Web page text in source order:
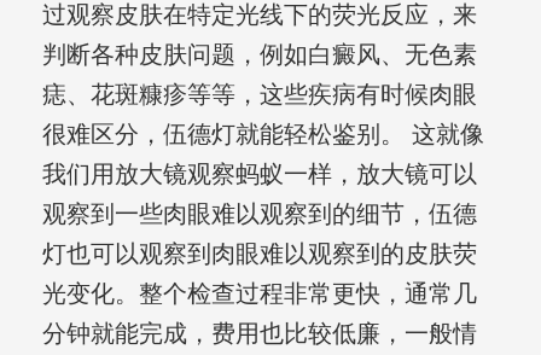
过观察皮肤在特定光线下的荧光反应，来
判断各种皮肤问题，例如白癜风、无色素
痣、花斑糠疹等等，这些疾病有时候肉眼
很难区分，伍德灯就能轻松鉴别。 这就像
我们用放大镜观察蚂蚁一样，放大镜可以
观察到一些肉眼难以观察到的细节，伍德
灯也可以观察到肉眼难以观察到的皮肤荧
光变化。整个检查过程非常更快，通常几
分钟就能完成，费用也比较低廉，一般情